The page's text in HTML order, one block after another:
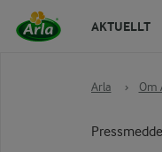
AKTUELLT
Arla › Om